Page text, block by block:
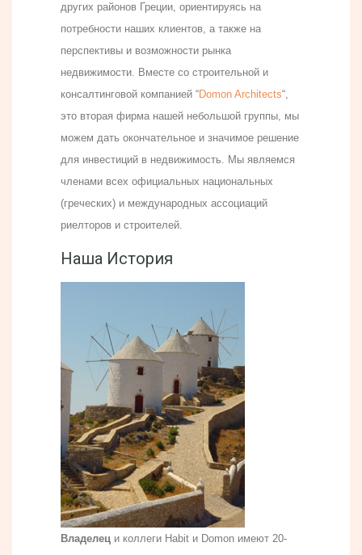
других районов Греции, ориентируясь на
потребности наших клиентов, а также на
перспективы и возможности рынка
недвижимости. Вместе со строительной и
консалтинговой компанией “Domon Architects“,
это вторая фирма нашей небольшой группы, мы
можем дать окончательное и значимое решение
для инвестиций в недвижимость. Мы являемся
членами всех официальных национальных
(греческих) и международных ассоциаций
риелторов и строителей.
Наша История
Владелец и коллеги Habit и Domon имеют 20-